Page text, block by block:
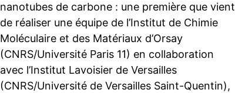
nanotubes de carbone : une première que vient
de réaliser une équipe de l’Institut de Chimie
Moléculaire et des Matériaux d’Orsay
(CNRS/Université Paris 11) en collaboration
avec l’Institut Lavoisier de Versailles
(CNRS/Université de Versailles Saint-Quentin),